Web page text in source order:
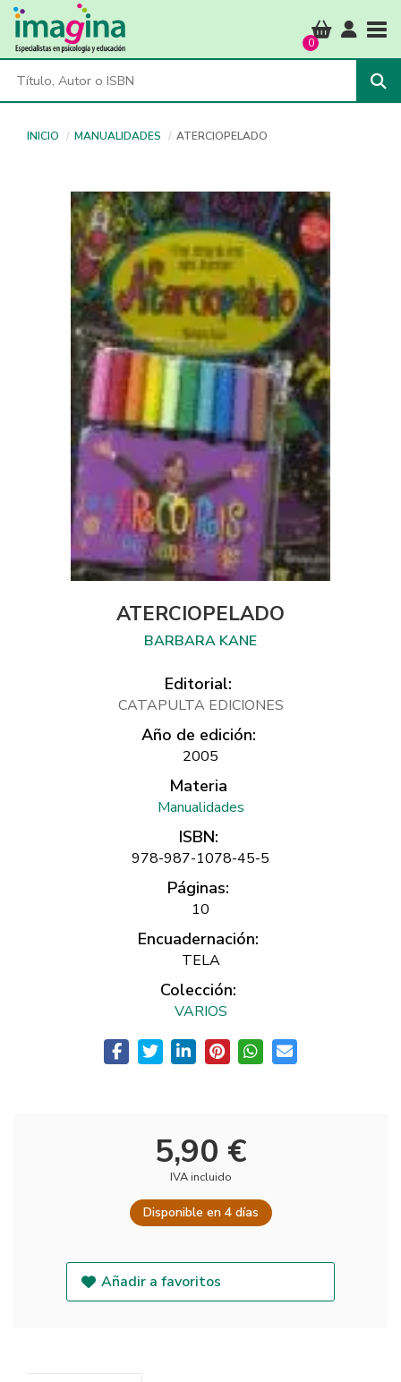
0
INICIO MANUALIDADES ATERCIOPELADO
ATERCIOPELADO
BARBARA KANE
Editorial:
CATAPULTA EDICIONES
Año de edición:
2005
Materia
Manualidades
ISBN:
978-987-1078-45-5
Páginas:
10
Encuadernación:
TELA
Colección:
VARIOS
5,90 €
IVA incluido
Disponible en 4 días
Añadir a favoritos